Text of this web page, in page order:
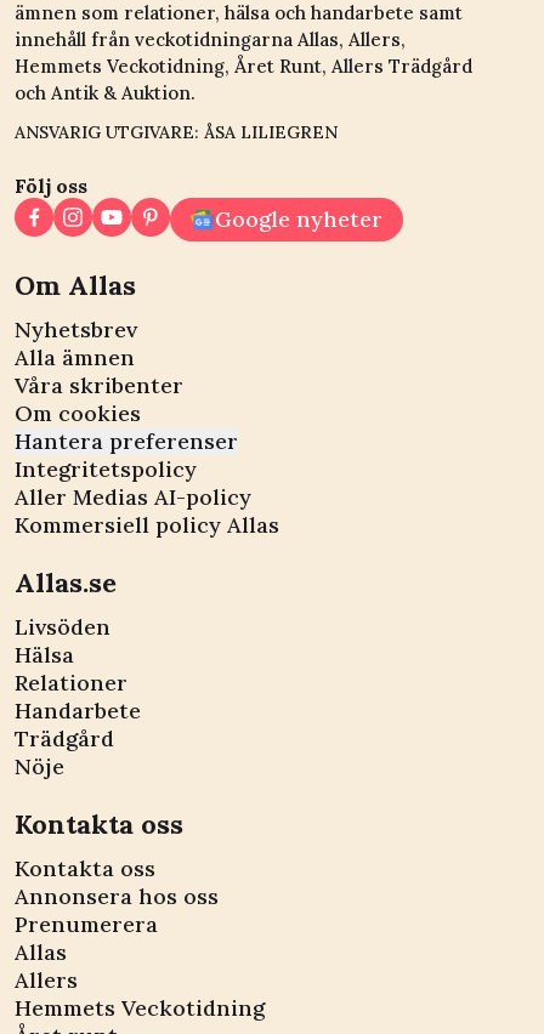
ämnen som relationer, hälsa och handarbete samt
innehåll från veckotidningarna Allas, Allers,
Hemmets Veckotidning, Året Runt, Allers Trädgård
och Antik & Auktion.
ANSVARIG UTGIVARE: ÅSA LILIEGREN
Följ oss
Google nyheter
Om Allas
Nyhetsbrev
Alla ämnen
Våra skribenter
Om cookies
Hantera preferenser
Integritetspolicy
Aller Medias AI-policy
Kommersiell policy Allas
Allas.se
Livsöden
Hälsa
Relationer
Handarbete
Trädgård
Nöje
Kontakta oss
Kontakta oss
Annonsera hos oss
Prenumerera
Allas
Allers
Hemmets Veckotidning